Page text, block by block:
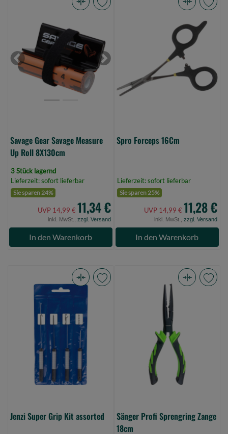
Measure
Up
Roll
Previous Next
Savage Gear Savage Measure
Up Roll 8X130cm
3 Stück lagernd
Lieferzeit: sofort lieferbar
Sie sparen 24%
UVP 14,99 € 11,34 €
inkl. MwSt., zzgl. Versand
In den Warenkorb
Spro Forceps 16Cm
Lieferzeit: sofort lieferbar
Sie sparen 25%
UVP 14,99 € 11,28 €
inkl. MwSt., zzgl. Versand
In den Warenkorb
assorted
Jenzi Super Grip Kit assorted
Sänger Profi Sprengring Zange
18cm